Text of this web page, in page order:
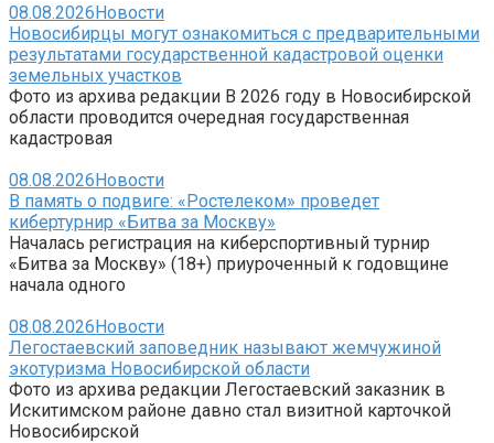
08.08.2026Новости
Новосибирцы могут ознакомиться с предварительными
результатами государственной кадастровой оценки
земельных участков
Фото из архива редакции В 2026 году в Новосибирской
области проводится очередная государственная
кадастровая
08.08.2026Новости
В память о подвиге: «Ростелеком» проведет
кибертурнир «Битва за Москву»
Началась регистрация на киберспортивный турнир
«Битва за Москву» (18+) приуроченный к годовщине
начала одного
08.08.2026Новости
Легостаевский заповедник называют жемчужиной
экотуризма Новосибирской области
Фото из архива редакции Легостаевский заказник в
Искитимском районе давно стал визитной карточкой
Новосибирской